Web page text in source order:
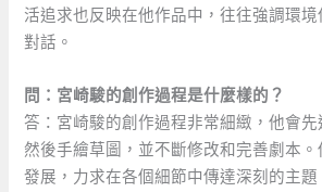
活追求也反映在他作品中，往往強調環
對話。
問：宮崎駿的創作過程是什麼樣的？
答：宮崎駿的創作過程非常細緻，他會先
然後手繪草圖，並不斷修改和完善劇本
發展，力求在各個細節中傳達深刻的主